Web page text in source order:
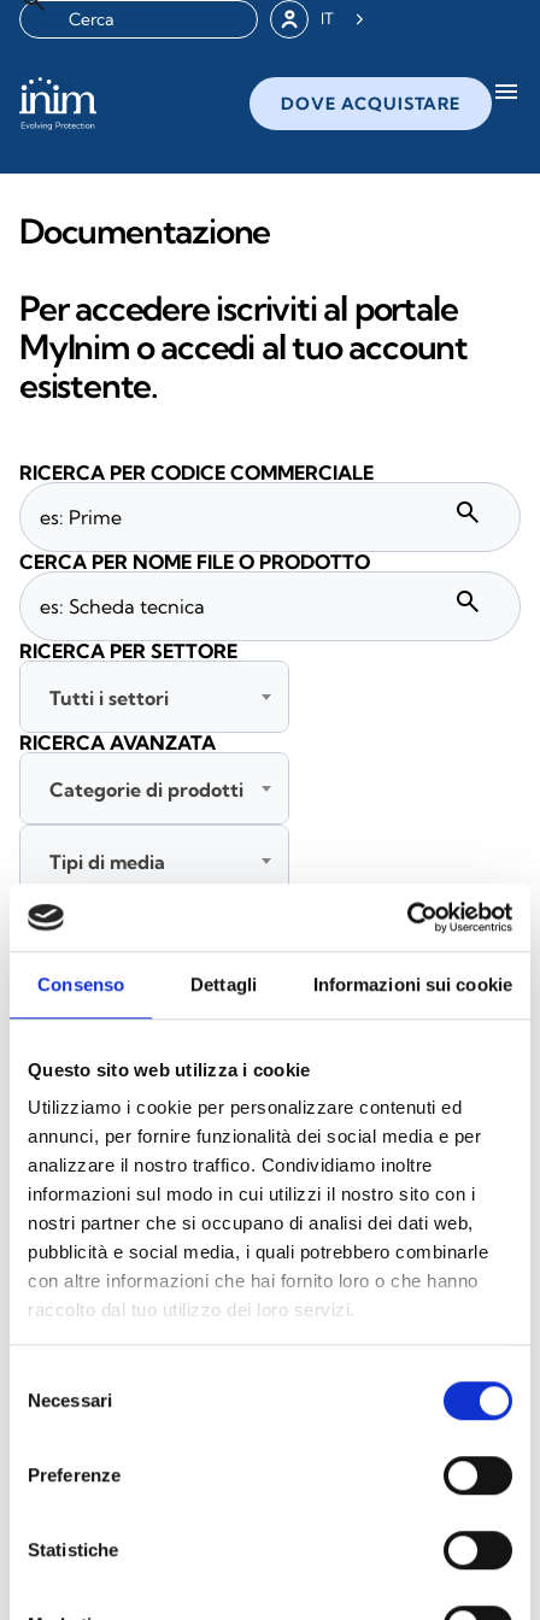
Consenso Dettagli Informazioni sui cookie
Questo sito web utilizza i cookie
Utilizziamo i cookie per personalizzare contenuti ed
annunci, per fornire funzionalità dei social media e per
analizzare il nostro traffico. Condividiamo inoltre
informazioni sul modo in cui utilizzi il nostro sito con i
nostri partner che si occupano di analisi dei dati web,
pubblicità e social media, i quali potrebbero combinarle
con altre informazioni che hai fornito loro o che hanno
raccolto dal tuo utilizzo dei loro servizi.
delNecessari
Preferenze
Statistiche
IT
DOVE ACQUISTARE menu
Documentazione
Per accedere iscriviti al portale
MyInim o accedi al tuo account
esistente.
Accessori Basi EB00 - Materiali(47)
Accessori per test dei rivelatori - Materiali
Accessori rivelatori Enea
Accessori Senseware
Accessori Serie Industrial
Air2-Aria/W
Documenti
Seleziona tutti
Accedi, prima di scaricare i contenuti con icona
lock
RICERCA PER CODICE COMMERCIALE
search
CERCA PER NOME FILE O PRODOTTO
search
RICERCA PER SETTORE
Tutti i settori
RICERCA AVANZATA
Categorie di prodotti
Tipi di media
Tutte le lingue
CERCA